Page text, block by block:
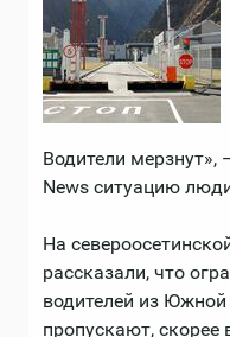
Водители
News ситуацию
На
рассказали, что
водителей из Южной
пропускают, скорее